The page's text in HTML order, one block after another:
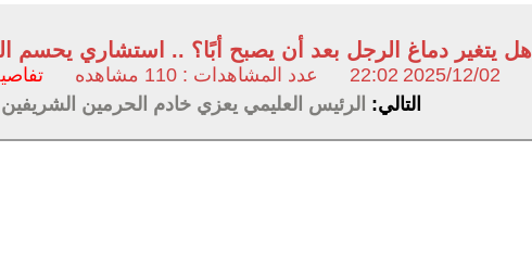
هل يتغير دماغ الرجل بعد أن يصبح أبًا؟ .. استشاري يحسم
2025/12/02
22:02 عدد المشاهدات : 110 مشاهده
التالي: الرئيس العليمي يعزي خادم الحرمين الشريفين